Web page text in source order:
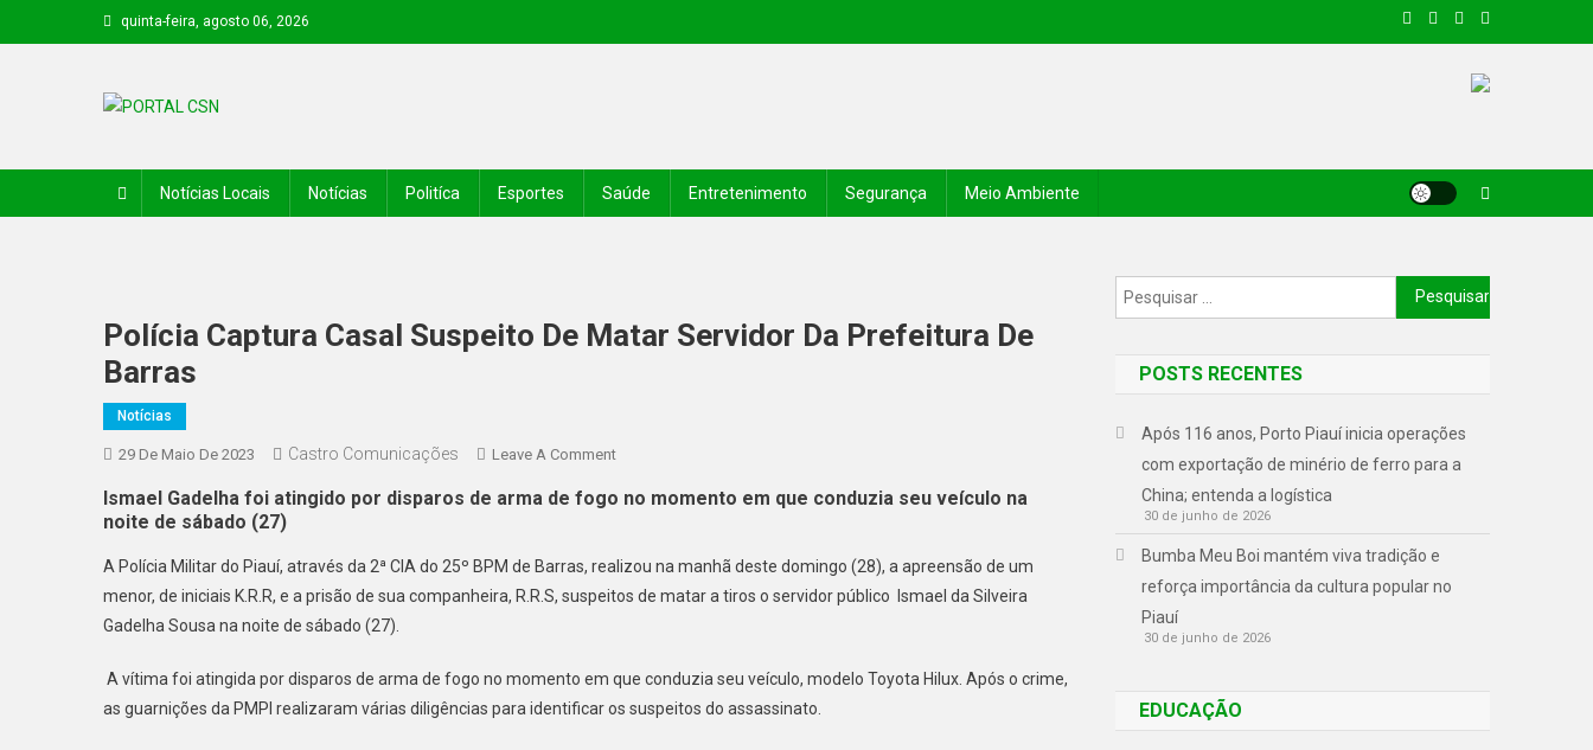
quinta-feira, agosto 06, 2026
Notícias Locais Notícias Politíca Esportes Saúde Entretenimento Segurança Meio Ambiente
Polícia Captura Casal Suspeito De Matar Servidor Da Prefeitura De
Barras
Notícias
29 De Maio De 2023 Castro Comunicações Leave A Comment
Ismael Gadelha foi atingido por disparos de arma de fogo no momento em que conduzia seu veículo na
noite de sábado (27)
A Polícia Militar do Piauí, através da 2ª CIA do 25º BPM de Barras, realizou na manhã deste domingo (28), a apreensão de um
menor, de iniciais K.R.R, e a prisão de sua companheira, R.R.S, suspeitos de matar a tiros o servidor público Ismael da Silveira
Gadelha Sousa na noite de sábado (27).
A vítima foi atingida por disparos de arma de fogo no momento em que conduzia seu veículo, modelo Toyota Hilux. Após o crime,
as guarnições da PMPI realizaram várias diligências para identificar os suspeitos do assassinato.
POSTS RECENTES
Após 116 anos, Porto Piauí inicia operações
com exportação de minério de ferro para a
China; entenda a logística
30 de junho de 2026
Bumba Meu Boi mantém viva tradição e
reforça importância da cultura popular no
Piauí
30 de junho de 2026
EDUCAÇÃO